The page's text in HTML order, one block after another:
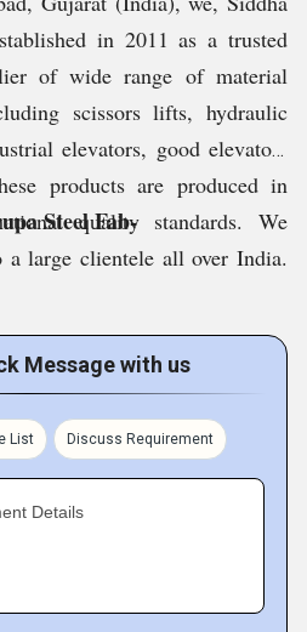
in 2011 as a trusted
of wide range of material
scissors lifts, hydraulic
elevators, good elevators
products are produced in
quality standards. We
a large clientele all over India.
we have set up a total
each product is evaluated
Our products are highly
for performance, advanced
and corrosion resistant
Steel Fab-
Message with us
List Discuss Requirement
Details